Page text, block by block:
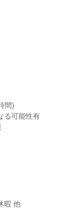
間)
る可能性有
暇 他